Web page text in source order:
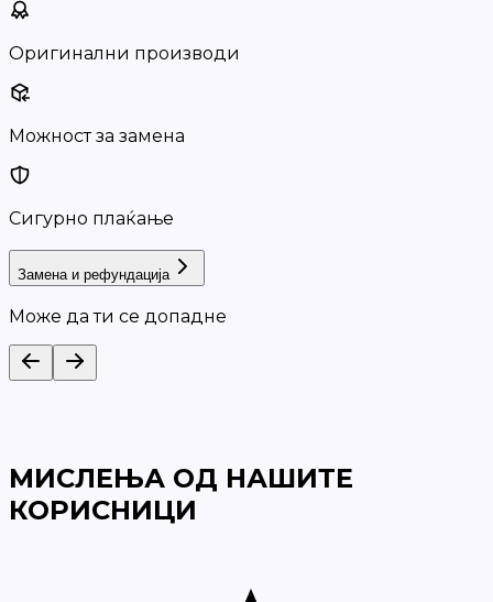
Оригинални производи
Можност за замена
Сигурно плаќање
Замена и рефундација
Може да ти се допадне
МИСЛЕЊА ОД НАШИТЕ
КОРИСНИЦИ